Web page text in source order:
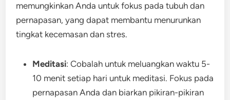
memungkinkan Anda untuk fokus pada tubuh dan
pernapasan, yang dapat membantu menurunkan
tingkat kecemasan dan stres.
Meditasi: Cobalah untuk meluangkan waktu 5-
10 menit setiap hari untuk meditasi. Fokus pada
pernapasan Anda dan biarkan pikiran-pikiran